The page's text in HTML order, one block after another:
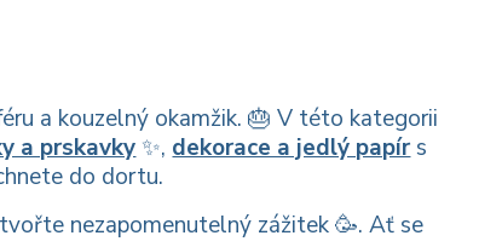
a kouzelný okamžik. 🎂 V této kategorii
a prskavky ✨, dekorace a jedlý papírs
do dortu.
nezapomenutelný zážitek 🥳. Ať se